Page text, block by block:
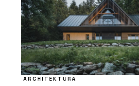
ARCHITEKTURA